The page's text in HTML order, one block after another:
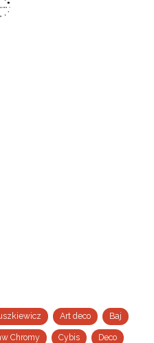
Art deco Baj
Chromy Cybis Deco